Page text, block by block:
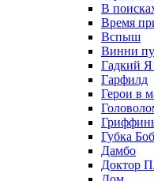
В
Время
Вспыш
Винни
Гадкий
Гарфилд
Герои в
Губка Боб
Дамбо
Доктор